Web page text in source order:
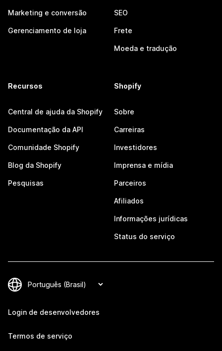
Marketing e conversão
Gerenciamento de loja
SEO
Frete
Moeda e tradução
Recursos
Central de ajuda da Shopify
Documentação da API
Comunidade Shopify
Blog da Shopify
Pesquisas
Shopify
Sobre
Carreiras
Investidores
Imprensa e mídia
Parceiros
Afiliados
Informações jurídicas
Status do serviço
Login de desenvolvedores
Termos de serviço